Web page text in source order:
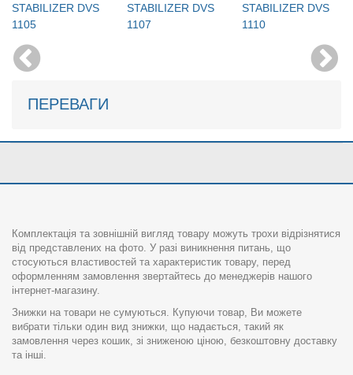
STABILIZER DVS
1105
STABILIZER DVS
1107
STABILIZER DVS
1110
ПЕРЕВАГИ
Комплектація та зовнішній вигляд товару можуть трохи відрізнятися
від представлених на фото. У разі виникнення питань, що
стосуються властивостей та характеристик товару, перед
оформленням замовлення звертайтесь до менеджерів нашого
інтернет-магазину.
Знижки на товари не сумуються. Купуючи товар, Ви можете
вибрати тільки один вид знижки, що надається, такий як
замовлення через кошик, зі зниженою ціною, безкоштовну доставку
та інші.